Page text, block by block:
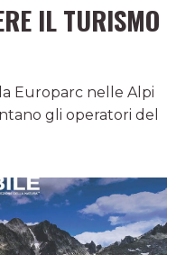
IL TURISMO
Europarc nelle Alpi
gli operatori del